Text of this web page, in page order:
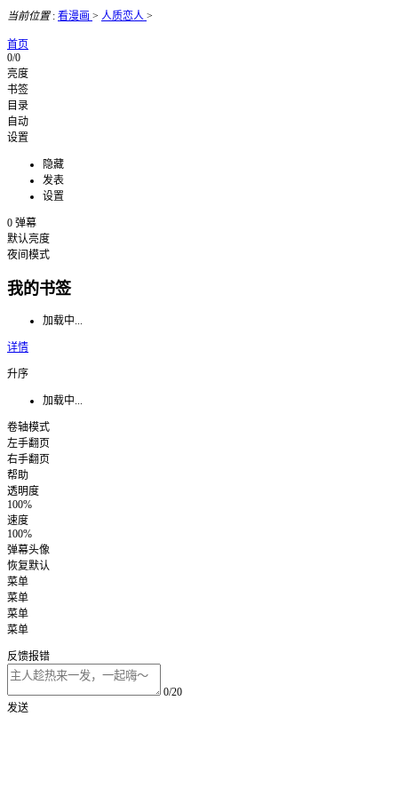
当前位置: 看漫画 > 人质恋人 >
首页
0/0
亮度
书签
目录
自动
设置
隐藏
发表
设置
0 弹幕
默认亮度
夜间模式
我的书签
加载中...
详情
升序
加载中...
卷轴模式
左手翻页
右手翻页
帮助
透明度
100%
速度
100%
弹幕头像
恢复默认
菜单
菜单
菜单
菜单
反馈报错
0/20
发送